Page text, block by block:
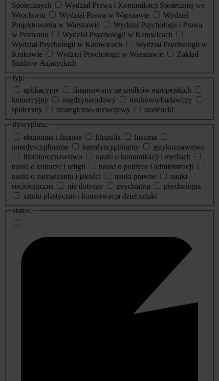
Społecznych
Wydział Prawa i Komunikacji Społecznej we
Wrocławiu
Wydział Prawa w Warszawie
Wydział
Projektowania w Warszawie
Wydział Psychologii i Prawa
w Poznaniu
Wydział Psychologii w Katowicach
Wydział Psychologii w Katowicach
Wydział Psychologii w
Krakowie
Wydział Psychologii w Warszawie
Zakład
Studiów Azjatyckich
typ:
aplikacyjny
finansowany ze środków europejskich
komercyjny
międzynarodowy
naukowo-badawczy
społeczny
strategiczno-rozwojowy
studencki
dyscyplina:
ekonomia i finanse
filozofia
historia
interdyscyplinarne
interdyscyplinarny
językoznawstwo
literaturoznawstwo
nauki o komunikacji i mediach
nauki o kulturze i religii
nauki o polityce i administracji
nauki o zarządzaniu i jakości
nauki prawne
nauki
socjologiczne
nie dotyczy psychiatria
psychologia
sztuki plastyczne i konserwacja dzieł sztuki
status: